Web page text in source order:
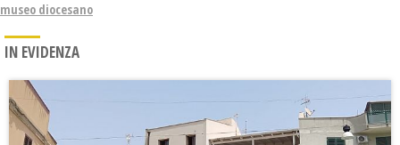
museo diocesano
IN EVIDENZA